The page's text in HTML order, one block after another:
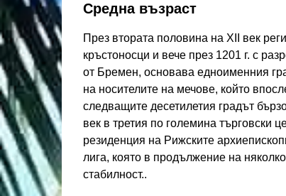
Средна възраст
През втората половина на XII век
кръстоносци и вече през 1201 г. с
от Бремен, основава едноименния
на носителите на мечове, който
следващите десетилетия градът
век в третия по големина търговски
резиденция на Рижските
лига, която в продължение на
стабилност..